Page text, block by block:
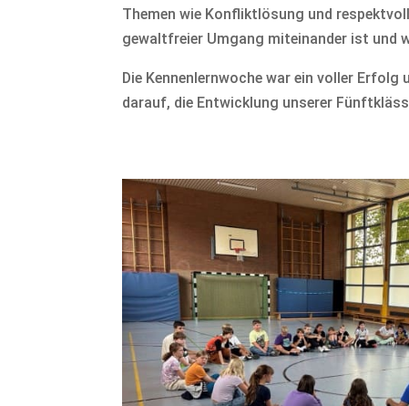
Themen wie Konfliktlösung und
gewaltfreier Umgang miteinander ist und
Die Kennenlernwoche war ein voller
darauf, die Entwicklung unserer